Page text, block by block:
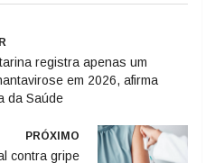
registra apenas um
em 2026, afirma
da Saúde
PRÓXIMO
contra gripe